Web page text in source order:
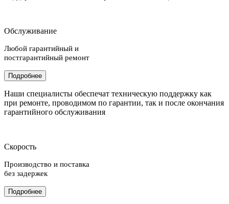
Обслуживание
Любой гарантийный и
постгарантийный ремонт
Подробнее
Наши специалисты обеспечат техническую поддержку как
при ремонте, проводимом по гарантии, так и после окончания
гарантийного обслуживания
Скорость
Производство и поставка
без задержек
Подробнее